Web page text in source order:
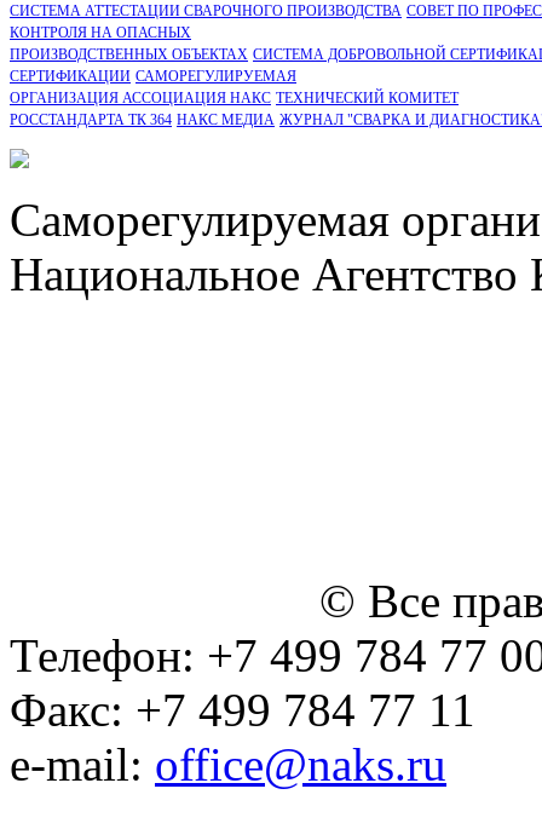
СИСТЕМА АТТЕСТАЦИИ СВАРОЧНОГО ПРОИЗВОДСТВА СОВЕТ ПО
КОНТРОЛЯ НА ОПАСНЫХ
ПРОИЗВОДСТВЕННЫХ ОБЪЕКТАХ СИСТЕМА ДОБРОВОЛЬНОЙ
CЕРТИФИКАЦИИ САМОРЕГУЛИРУЕМАЯ
ОРГАНИЗАЦИЯ АССОЦИАЦИЯ НАКС ТЕХНИЧЕСКИЙ КОМИТЕТ
РОССТАНДАРТА ТК 364 НАКС МЕДИА ЖУРНАЛ "СВАРКА И
Саморегулируемая
Национальное Агентство
© Все
Телефон: +7 499 784 77
Факс: +7 499 784 77 11
e-mail: office@naks.ru